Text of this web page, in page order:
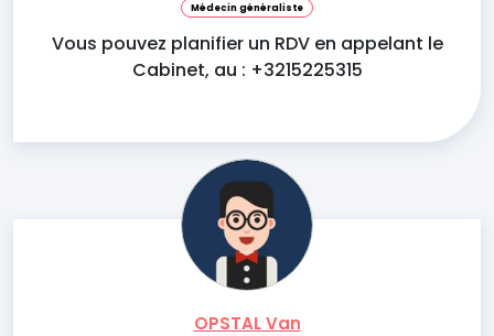
Médecin généraliste
Vous pouvez planifier un RDV en appelant le
Cabinet, au : +3215225315
OPSTAL Van